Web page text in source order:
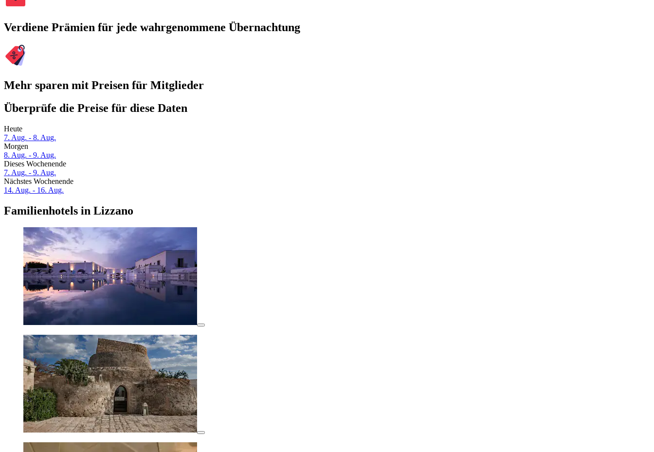
Verdiene Prämien für jede wahrgenommene Übernachtung
Mehr sparen mit Preisen für Mitglieder
Überprüfe die Preise für diese Daten
Heute
7. Aug. - 8. Aug.
Morgen
8. Aug. - 9. Aug.
Dieses Wochenende
7. Aug. - 9. Aug.
Nächstes Wochenende
14. Aug. - 16. Aug.
Familienhotels in Lizzano